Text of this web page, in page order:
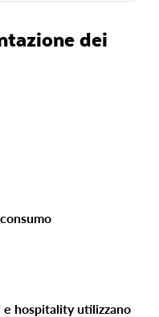
dei
e hospitality utilizzano